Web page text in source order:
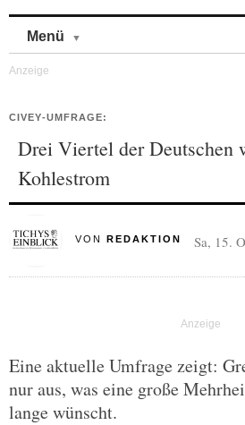
Menü
CIVEY-UMFRAGE:
Drei Viertel der Deutschen
Kohlestrom
VON REDAKTION Sa, 15.
Eine aktuelle Umfrage zeigt:
nur aus, was eine große
lange wünscht.